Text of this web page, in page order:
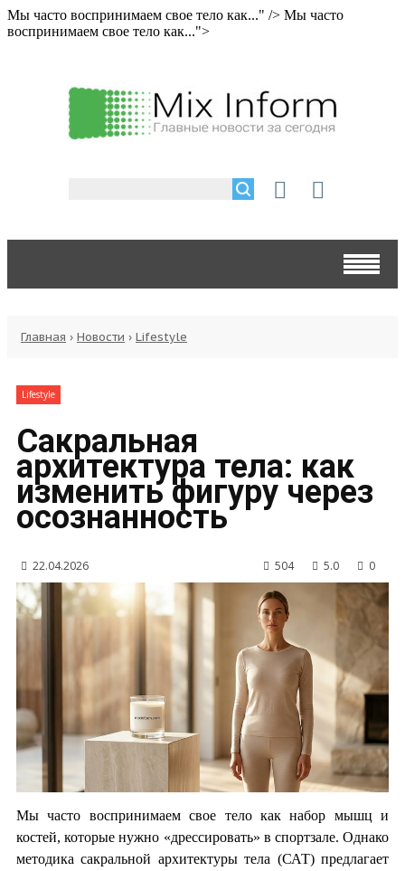
Мы часто воспринимаем свое тело как..." /> Мы часто
воспринимаем свое тело как...">
Главная › Новости › Lifestyle
Lifestyle
Сакральная
архитектура тела: как
изменить фигуру через
осознанность
22.04.2026 504 5.0 0
Мы часто воспринимаем свое тело как набор мышц и
костей, которые нужно «дрессировать» в спортзале. Однако
методика сакральной архитектуры тела (САТ) предлагает